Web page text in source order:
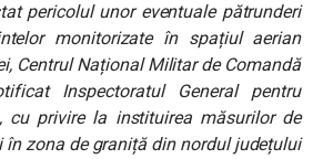
pericolul unor eventuale pătrunderi
monitorizate în spațiul aerian
Centrul Național Militar de Comandă
Inspectoratul General pentru
cu privire la instituirea măsurilor de
în zona de graniță din nordul județului